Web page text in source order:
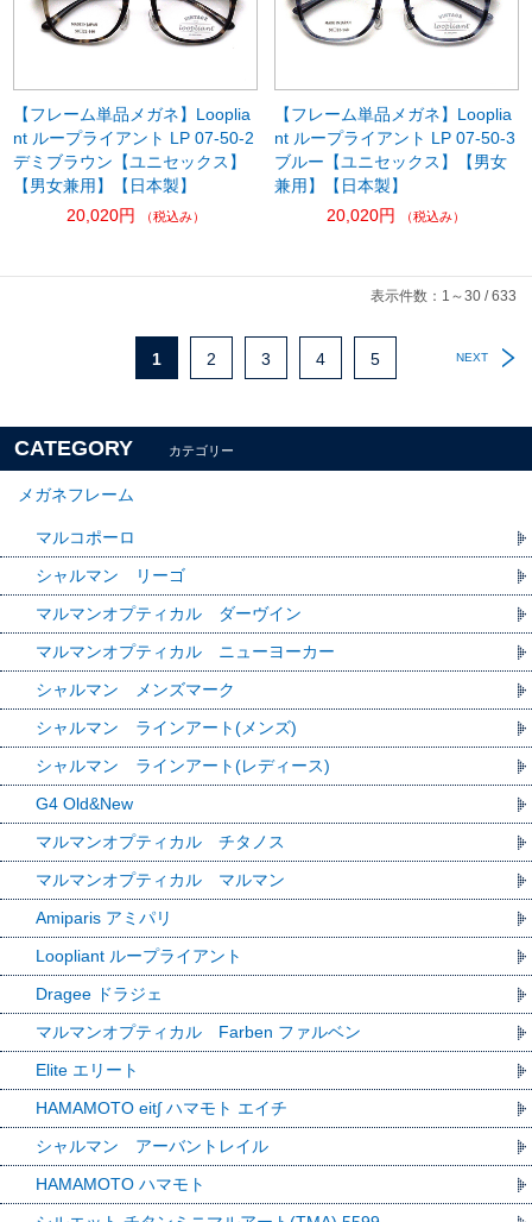
【フレーム単品メガネ】Looplia
nt ループライアント LP 07-50-2
デミブラウン【ユニセックス】
【男女兼用】【日本製】
20,020円
（税込み）
【フレーム単品メガネ】Looplia
nt ループライアント LP 07-50-3
ブルー【ユニセックス】【男女
兼用】【日本製】
20,020円
（税込み）
表示件数：1～30 / 633
NEXT
1 2 3 4 5
CATEGORY カテゴリー
メガネフレーム
マルコポーロ
シャルマン リーゴ
マルマンオプティカル ダーヴイン
マルマンオプティカル ニューヨーカー
シャルマン メンズマーク
シャルマン ラインアート(メンズ)
シャルマン ラインアート(レディース)
G4 Old&New
マルマンオプティカル チタノス
マルマンオプティカル マルマン
Amiparis アミパリ
Loopliant ループライアント
Dragee ドラジェ
マルマンオプティカル Farben ファルベン
Elite エリート
HAMAMOTO eit∫ ハマモト エイチ
シャルマン アーバントレイル
HAMAMOTO ハマモト